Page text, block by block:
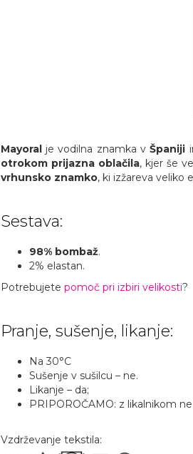
Mayoral je vodilna znamka vŠpaniji
otrokom prijazna oblačila, kjer še
vrhunsko znamko, ki izžareva veliko
Sestava:
98% bombaž.
2% elastan.
Potrebujete pomoč pri izbiri velikosti?
Pranje, sušenje, likanje:
Na 30°C
Sušenje v sušilcu – ne.
Likanje – da;
PRIPOROČAMO: z likalnikom
Vzdrževanje tekstila: